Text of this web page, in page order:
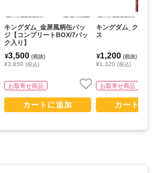
キングダム_金屏風柄缶バッ
ジ【コンプリートBOX/7パッ
ク入り】
¥3,500 (税抜)
¥3,850 (税込)
お取寄せ商品
カートに追加
キングダム_クリア
ス
¥1,200 (税抜)
¥1,320 (税込)
お取寄せ商品
カートに